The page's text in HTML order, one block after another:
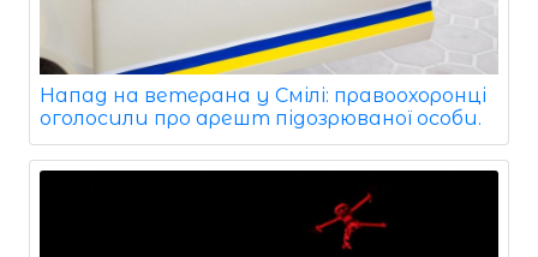
Напад на ветерана у Смілі: правоохоронці
оголосили про арешт підозрюваної особи.